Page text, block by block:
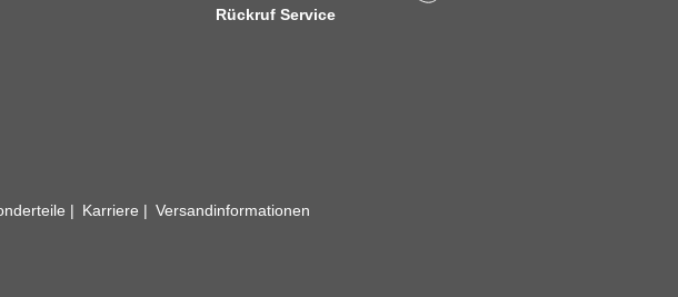
Rückruf Service
Karriere Versandinformationen